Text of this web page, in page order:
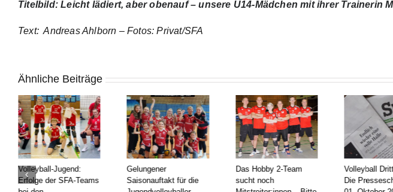
Titelbild: Leicht lädiert, aber obenauf – unsere U14-Mädchen mit ihrer Trainerin
Text: Andreas Ahlborn – Fotos: Privat/SFA
Ähnliche Beiträge
Volleyball-Jugend:
Erfolge der SFA-Teams
Gelungener
Saisonauftakt für die
Das Hobby 2-Team
sucht noch
Volleyball
Die